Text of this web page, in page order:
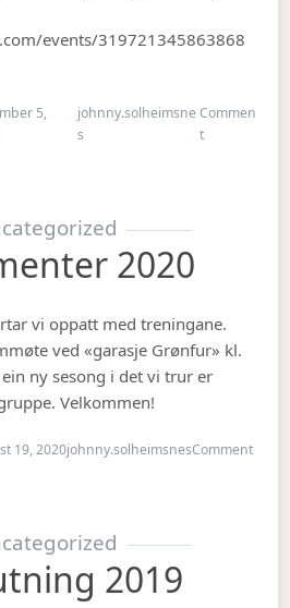
events/319721345863868
5,
johnny.solheimsne
s
Commen
ton Gubbetur
2020
vi oppatt med treningane.
ved «garasje Grønfur» kl.
ny sesong i det vi trur er
Velkommen!
19, 2020johnny.solheimsnesCommenton
2019